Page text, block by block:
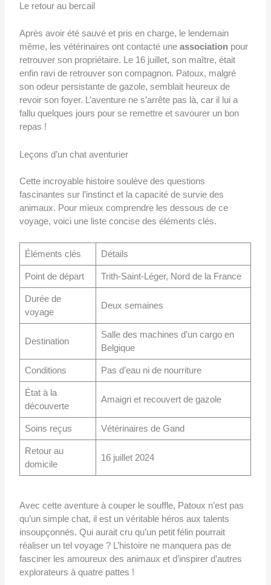
Le retour au bercail
Après avoir été sauvé et pris en charge, le lendemain
même, les vétérinaires ont contacté uneassociation pour
retrouver son propriétaire. Le 16 juillet, son maître, était
enfin ravi de retrouver son compagnon. Patoux, malgré
son odeur persistante de gazole, semblait heureux de
revoir son foyer. L’aventure ne s’arrête pas là, car il lui a
fallu quelques jours pour se remettre et savourer un bon
repas !
Leçons d’un chat aventurier
Cette incroyable histoire soulève des questions
fascinantes sur l’instinct et la capacité de survie des
animaux. Pour mieux comprendre les dessous de ce
voyage, voici une liste concise des éléments clés.
Éléments clés Détails
Point de départ Trith-Saint-Léger, Nord de la France
Durée de
voyage
Deux semaines
Destination
Salle des machines d’un cargo en
Belgique
Conditions Pas d’eau ni de nourriture
État à la
découverte
Amaigri et recouvert de gazole
Soins reçus Vétérinaires de Gand
Retour au
domicile
16 juillet 2024
Avec cette aventure à couper le souffle, Patoux n’est pas
qu’un simple chat, il est un véritable héros aux talents
insoupçonnés. Qui aurait cru qu’un petit félin pourrait
réaliser un tel voyage ? L’histoire ne manquera pas de
fasciner les amoureux des animaux et d’inspirer d’autres
explorateurs à quatre pattes !